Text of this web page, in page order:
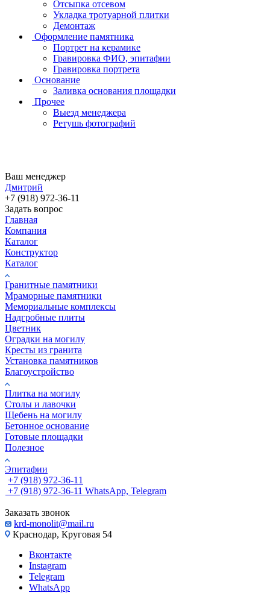
Отсыпка отсевом
Укладка тротуарной плитки
Демонтаж
Оформление памятника
Портрет на керамике
Гравировка ФИО, эпитафии
Гравировка портрета
Основание
Заливка основания площадки
Прочее
Выезд менеджера
Ретушь фотографий
Ваш менеджер
Дмитрий
+7 (918) 972-36-11
Задать вопрос
Главная
Компания
Каталог
Конструктор
Каталог
Гранитные памятники
Мраморные памятники
Мемориальные комплексы
Надгробные плиты
Цветник
Оградки на могилу
Кресты из гранита
Установка памятников
Благоустройство
Плитка на могилу
Столы и лавочки
Щебень на могилу
Бетонное основание
Готовые площадки
Полезное
Эпитафии
+7 (918) 972-36-11
+7 (918) 972-36-11 WhatsApp, Telegram
Заказать звонок
krd-monolit@mail.ru
Краснодар, Круговая 54
Вконтакте
Instagram
Telegram
WhatsApp